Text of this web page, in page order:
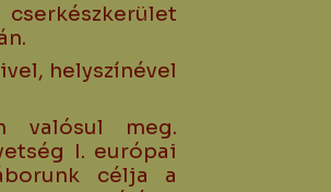
helyszínével
valósul meg.
I. európai
célja a